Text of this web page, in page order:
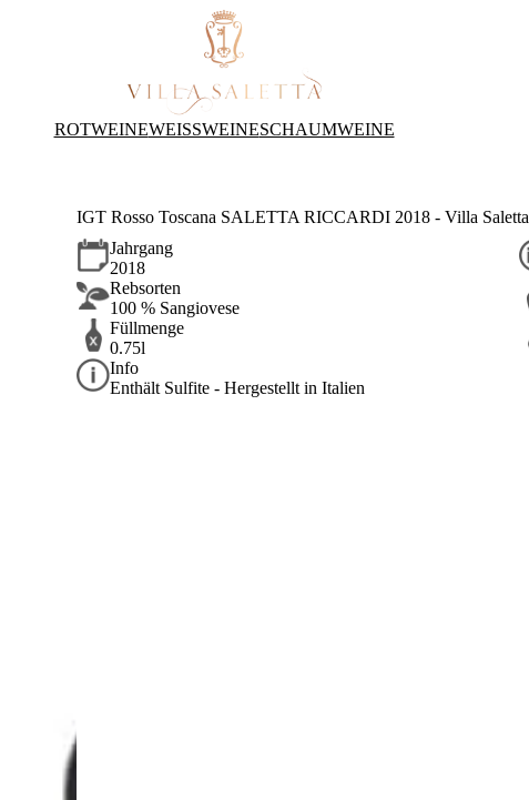
ROTWEINEWEISSWEINESCHAUMWEINE
IGT Rosso Toscana SALETTA RICCARDI 2018 - Villa Saletta
Jahrgang
2018
Rebsorten
100 % Sangiovese
Füllmenge
0.75l
Info
Enthält Sulfite - Hergestellt in Italien